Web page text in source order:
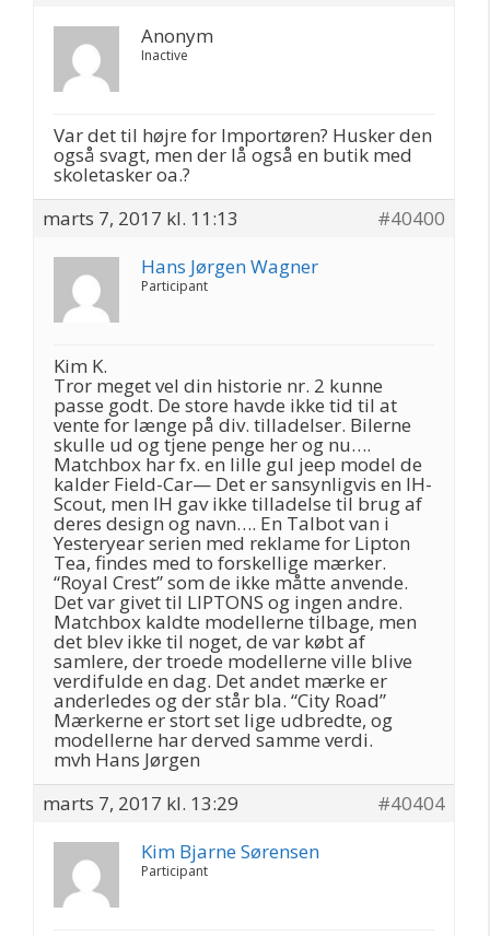
Anonym
Inactive
Var det til højre for Importøren? Husker den
også svagt, men der lå også en butik med
skoletasker oa.?
marts 7, 2017 kl. 11:13
#40400
Hans Jørgen Wagner
Participant
Kim K.
Tror meget vel din historie nr. 2 kunne
passe godt. De store havde ikke tid til at
vente for længe på div. tilladelser. Bilerne
skulle ud og tjene penge her og nu….
Matchbox har fx. en lille gul jeep model de
kalder Field-Car— Det er sansynligvis en IH-
Scout, men IH gav ikke tilladelse til brug af
deres design og navn…. En Talbot van i
Yesteryear serien med reklame for Lipton
Tea, findes med to forskellige mærker.
“Royal Crest” som de ikke måtte anvende.
Det var givet til LIPTONS og ingen andre.
Matchbox kaldte modellerne tilbage, men
det blev ikke til noget, de var købt af
samlere, der troede modellerne ville blive
verdifulde en dag. Det andet mærke er
anderledes og der står bla. “City Road”
Mærkerne er stort set lige udbredte, og
modellerne har derved samme verdi.
mvh Hans Jørgen
marts 7, 2017 kl. 13:29
#40404
Kim Bjarne Sørensen
Participant